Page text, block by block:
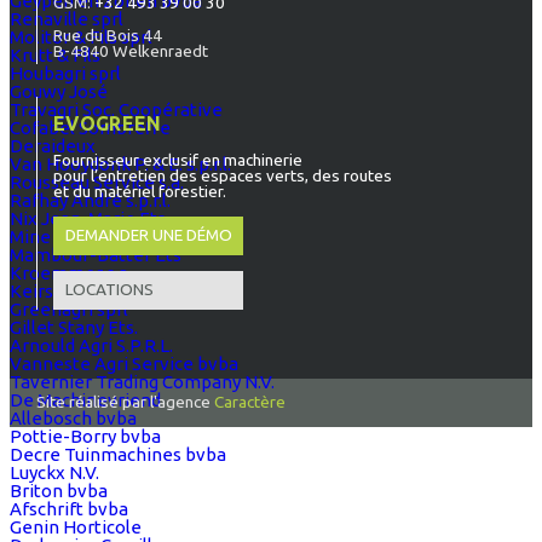
Renaville sprl
Molitor & Fils sprl
Krutt & Fils
Houbagri sprl
Gouwy José
Travagri Soc. Coopérative
Cofabel Sombreffe
Deraideux
Van Hooydonk P. & E. s.p.r.l.
Rousseau Service s.a.
Rafhay André s.p.r.l.
Nix Jean-Marie Ets
Mine & Co s.a.
Mambour-Batter Ets
Kroemmer s.a.
Keirse Jean-Pierre
Greenagri sprl
Gillet Stany Ets.
Arnould Agri S.P.R.L.
Vanneste Agri Service bvba
Tavernier Trading Company N.V.
De Machinevriend
Allebosch bvba
Pottie-Borry bvba
Decre Tuinmachines bvba
Luyckx N.V.
Briton bvba
Afschrift bvba
Genin Horticole
Rue du Bois 44
B-4840 Welkenraedt
EVOGREEN
Fournisseur exclusif en machinerie
pour l’entretien des espaces verts, des routes
et du matériel forestier.
DEMANDER UNE DÉMO
LOCATIONS
Site réalisé par l'agence Caractère